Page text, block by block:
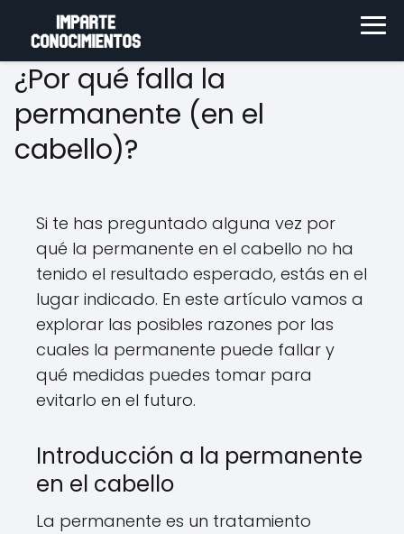
¿Por qué falla la
permanente (en el
cabello)?
Si te has preguntado alguna vez por
qué la permanente en el cabello no ha
tenido el resultado esperado, estás en el
lugar indicado. En este artículo vamos a
explorar las posibles razones por las
cuales la permanente puede fallar y
qué medidas puedes tomar para
evitarlo en el futuro.
Introducción a la permanente
en el cabello
La permanente es un tratamiento